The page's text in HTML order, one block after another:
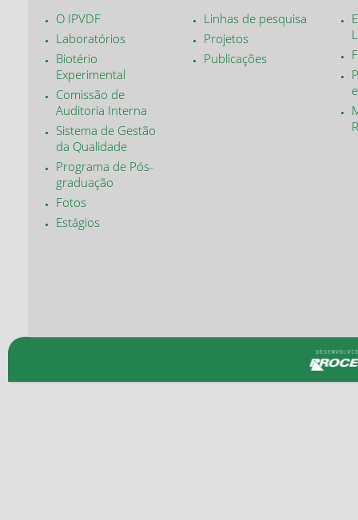
O IPVDF
Laboratórios
Biotério
Experimental
Comissão de
Auditoria Interna
Sistema de Gestão
da Qualidade
Programa de Pós-
graduação
Fotos
Estágios
Linhas de pesquisa
Projetos
Publicações